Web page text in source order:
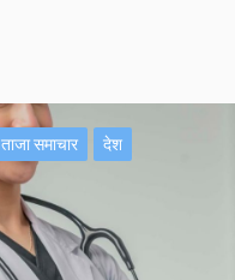
ताजा समाचार देश